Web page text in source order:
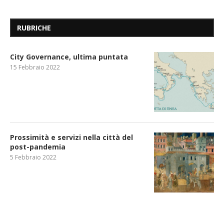
RUBRICHE
City Governance, ultima puntata
15 Febbraio 2022
Prossimità e servizi nella città del
post-pandemia
5 Febbraio 2022